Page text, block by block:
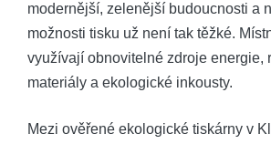
modernější, zelenější budoucnosti a
možnosti tisku už není tak těžké.
využívají obnovitelné zdroje energie,
materiály a ekologické inkousty.
Mezi ověřené ekologické tiskárny v